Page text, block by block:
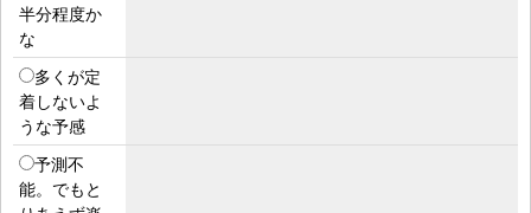
半分程度か
な
多くが定
着しないよ
うな予感
予測不
能。でもと